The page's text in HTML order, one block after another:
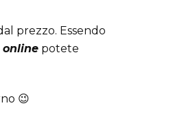
prezzo. Essendo
potete
😉